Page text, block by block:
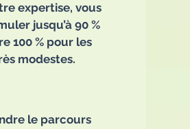
expertise, vous
jusqu’à 90 %
100 % pour les
modestes.
le parcours